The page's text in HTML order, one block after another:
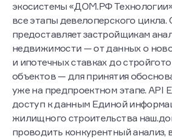
экосистемы «ДОМ.РФ
все этапы девелоперского
предоставляет застройщикам
недвижимости — от данных о
и ипотечных ставках до
объектов — для принятия
уже на предпроектном этапе.
доступ к данным Единой
жилищного строительства
проводить конкурентный анализ,